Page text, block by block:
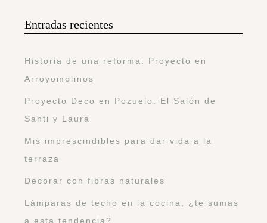
Entradas recientes
Historia de una reforma: Proyecto en
Arroyomolinos
Proyecto Deco en Pozuelo: El Salón de
Santi y Laura
Mis imprescindibles para dar vida a la
terraza
Decorar con fibras naturales
Lámparas de techo en la cocina, ¿te sumas
a esta tendencia?